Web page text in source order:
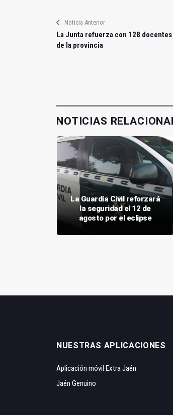
Noticia Anterior
La Junta refuerza con 128
de la provincia
NOTICIAS
La Guardia Civil reforzará
la seguridad el 12 de
agosto por el eclipse
NUESTRAS APLICACIONES
Aplicación móvil Extra Jaén
Jaén Genuino